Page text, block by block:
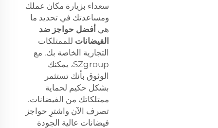
سعداء بزيارة مكان عملك
ومساعدتك في تحديد ما
هي أفضل حواجز ضد
الفيضانات للممتلكات
التجارية الخاصة بك. مع
SZgroup، يمكنك
الوثوق بأنك تستثمر
بشكل حكيم لحماية
ممتلكاتك من الفيضانات.
تصرف الآن واشترِ حواجز
فيضانات عالية الجودة